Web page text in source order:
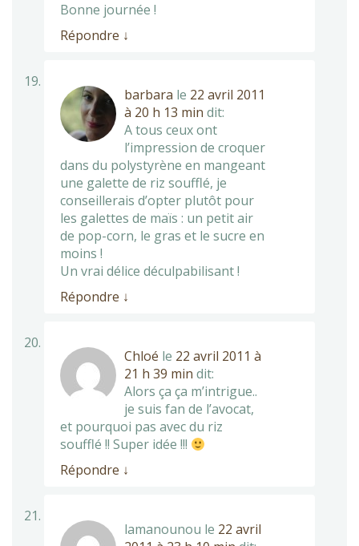
Bonne journée !
Répondre ↓
barbara le 22 avril 2011
à 20 h 13 min dit:
A tous ceux ont
l’impression de croquer
dans du polystyrène en mangeant
une galette de riz soufflé, je
conseillerais d’opter plutôt pour
les galettes de maïs : un petit air
de pop-corn, le gras et le sucre en
moins !
Un vrai délice déculpabilisant !
Répondre ↓
Chloé le 22 avril 2011 à
21 h 39 min dit:
Alors ça ça m’intrigue..
je suis fan de l’avocat,
et pourquoi pas avec du riz
soufflé !! Super idée !!!
Répondre ↓
lamanounou le 22 avril